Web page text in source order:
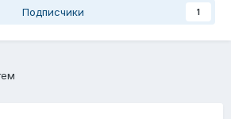
Подписчики 1